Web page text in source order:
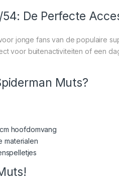
De Perfecte
jonge fans van de populaire
voor buitenactiviteiten of een
Muts?
hoofdomvang
materialen